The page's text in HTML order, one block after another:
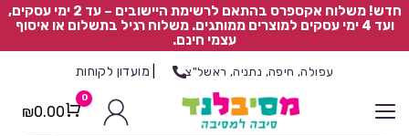
חדש! משלוח אקספרס בהתאם לרשימת היישובים – עד 2 ימי עסקים,
ועד 4 ימי עסקים למוצרים ממותגים. משלוח רגיל בתשלום או איסוף
עצמי חינם.
עפולה, חיפה, נתניה, ראשל"צ מועדון לקוחות
Cart
0
₪0.00